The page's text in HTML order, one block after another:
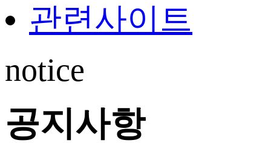
관련사이트
notice
공지사항